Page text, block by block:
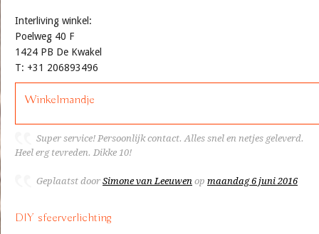
Interliving winkel:
Poelweg 40 F
1424 PB De Kwakel
T: +31 206893496
Winkelmandje
Super service! Persoonlijk contact. Alles snel en netjes geleverd.
Heel erg tevreden. Dikke 10!
Geplaatst door Simone van Leeuwen op maandag 6 juni 2016
DIY sfeerverlichting